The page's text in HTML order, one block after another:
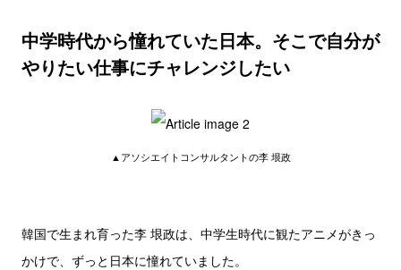
中学時代から憧れていた日本。そこで自分が
やりたい仕事にチャレンジしたい
▲アソシエイトコンサルタントの李 垠政
韓国で生まれ育った李 垠政は、中学生時代に観たアニメがきっ
かけで、ずっと日本に憧れていました。